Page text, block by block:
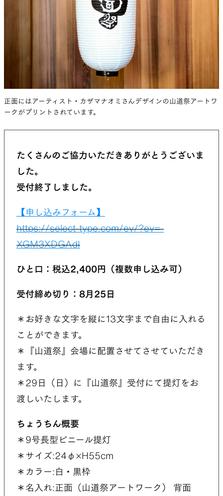
正面にはアーティスト・カザマナオミさんデザインの山道祭アートワ
ークがプリントされています。
たくさんのご協力いただきありがとうございま
した。
受付終了しました。
【申し込みフォーム】
https://select-type.com/ev/?ev=-
XGM3XDGAdI
ひと口：税込2,400円（複数申し込み可）
受付締め切り：8月25日
＊お好きな文字を縦に13文字まで自由に入れる
ことができます。
＊『山道祭』会場に配置させてさせていただき
ます。
＊29日（日）に『山道祭』受付にて提灯をお
渡しいたします。
ちょうちん概要
＊9号長型ビニール提灯
＊サイズ:24φ×H55cm
＊カラー:白・黒枠
＊名入れ:正面（山道祭アートワーク） 背面